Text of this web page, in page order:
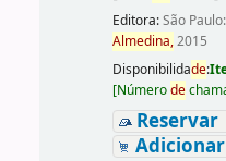
Editora:São Paulo:
Almedina,2015
Disponibilidade:
[Númerode
Reservar